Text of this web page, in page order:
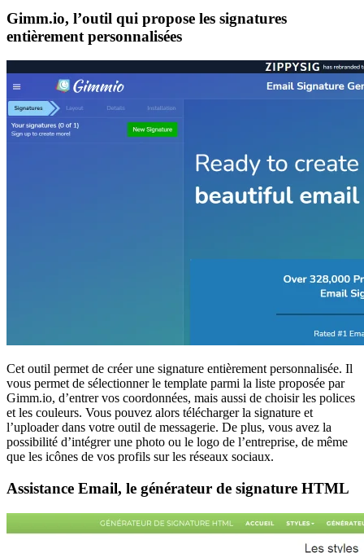
Gimm.io, l’outil qui propose les signatures
entièrement personnalisées
Cet outil permet de créer une signature entièrement personnalisée. Il
vous permet de sélectionner le template parmi la liste proposée par
Gimm.io, d’entrer vos coordonnées, mais aussi de choisir les polices
et les couleurs. Vous pouvez alors télécharger la signature et
l’uploader dans votre outil de messagerie. De plus, vous avez la
possibilité d’intégrer une photo ou le logo de l’entreprise, de même
que les icônes de vos profils sur les réseaux sociaux.
Assistance Email, le générateur de signature HTML